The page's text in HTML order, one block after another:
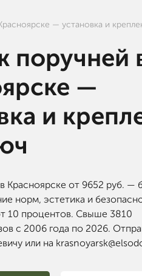
— установка и
поручней
—
и
Красноярске от 9652 руб. —
норм, эстетика и
10 процентов. Свыше 3810
с 2006 года по 2026.
или на